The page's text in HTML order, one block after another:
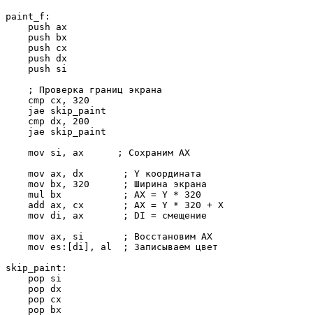
paint_f:
    push ax
    push bx
    push cx
    push dx
    push si
    ; Проверка границ экрана
    cmp cx, 320
    jae skip_paint
    cmp dx, 200
    jae skip_paint
    mov si, ax      ; Сохраним AX
    mov ax, dx       ; Y координата
    mov bx, 320      ; Ширина экрана
    mul bx           ; AX = Y * 320
    add ax, cx       ; AX = Y * 320 + X
    mov di, ax       ; DI = смещение
    mov ax, si       ; Восстановим AX
    mov es:[di], al  ; Записываем цвет
skip_paint:
    pop si
    pop dx
    pop cx
    pop bx